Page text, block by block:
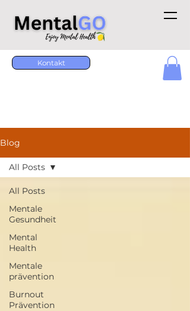
Kontakt
Blog
All Posts
Mentale
Gesundheit
Mental
Health
Mentale
prävention
Burnout
Prävention
All Posts